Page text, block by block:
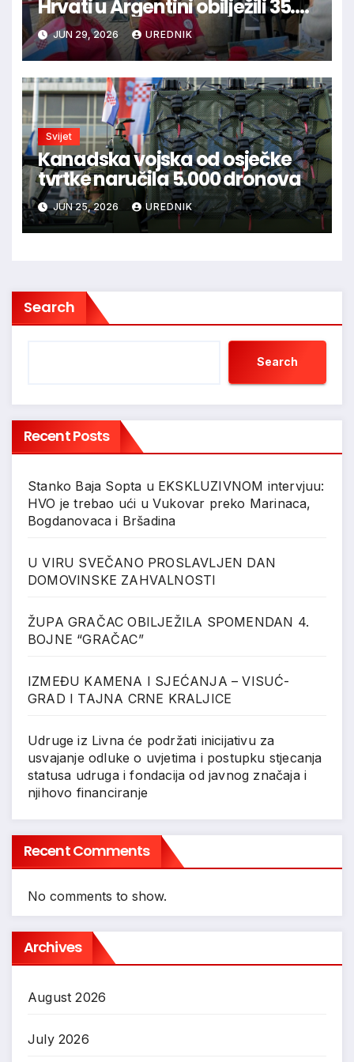
Hrvati u Argentini obilježili 35.
obljetnicu hrvatske neovisnosti
JUN 29, 2026 UREDNIK
Svijet
Kanadska vojska od osječke
tvrtke naručila 5.000 dronova
JUN 25, 2026 UREDNIK
Search
Search
Recent Posts
Stanko Baja Sopta u EKSKLUZIVNOM intervjuu:
HVO je trebao ući u Vukovar preko Marinaca,
Bogdanovaca i Bršadina
U VIRU SVEČANO PROSLAVLJEN DAN
DOMOVINSKE ZAHVALNOSTI
ŽUPA GRAČAC OBILJEŽILA SPOMENDAN 4.
BOJNE “GRAČAC”
IZMEĐU KAMENA I SJEĆANJA – VISUĆ-
GRAD I TAJNA CRNE KRALJICE
Udruge iz Livna će podržati inicijativu za
usvajanje odluke o uvjetima i postupku stjecanja
statusa udruga i fondacija od javnog značaja i
njihovo financiranje
Recent Comments
No comments to show.
Archives
August 2026
July 2026